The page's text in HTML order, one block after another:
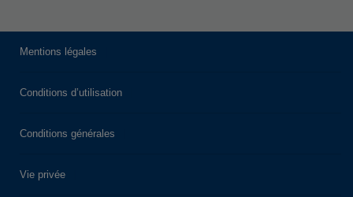
Mentions légales
Conditions d’utilisation
Conditions générales
Vie privée